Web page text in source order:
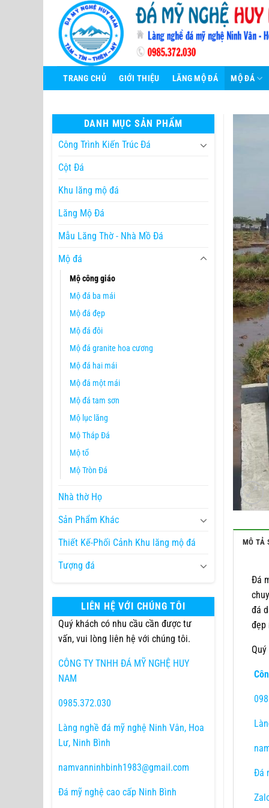
TRANG CHỦ GIỚI THIỆU LĂNG MỘ ĐÁ MỘ ĐÁ
DANH MỤC SẢN PHẨM
Công Trình Kiến Trúc Đá
Cột Đá
Khu lăng mộ đá
Lăng Mộ Đá
Mẫu Lăng Thờ - Nhà Mồ Đá
Mộ đá
Mộ công giáo
Mộ đá ba mái
Mộ đá đẹp
Mộ đá đôi
Mộ đá granite hoa cương
Mộ đá hai mái
Mộ đá một mái
Mộ đá tam sơn
Mộ lục lăng
Mộ Tháp Đá
Mộ tổ
Mộ Tròn Đá
Nhà thờ Họ
Sản Phẩm Khác
Thiết Kế-Phối Cảnh Khu lăng mộ đá
Tượng đá
LIÊN HỆ VỚI CHÚNG TÔI
Quý khách có nhu cầu cần được tư
vấn, vui lòng liên hệ với chúng tôi.
CÔNG TY TNHH ĐÁ MỸ NGHỆ HUY
NAM
0985.372.030
Làng nghề đá mỹ nghệ Ninh Vân, Hoa
Lư, Ninh Bình
namvanninhbinh1983@gmail.com
Đá mỹ nghệ cao cấp Ninh Bình
MÔ TẢ
Đá
đá
đẹp
Đá